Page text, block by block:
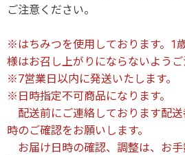
ご注意ください。
※はちみつを使用しております。1
様はお召し上がりにならないようご
※7営業日以内に発送いたします。
※日時指定不可商品になります。
配送前にご連絡しております配
時のご確認をお願いします。
お届け日時の確認、調整は、お